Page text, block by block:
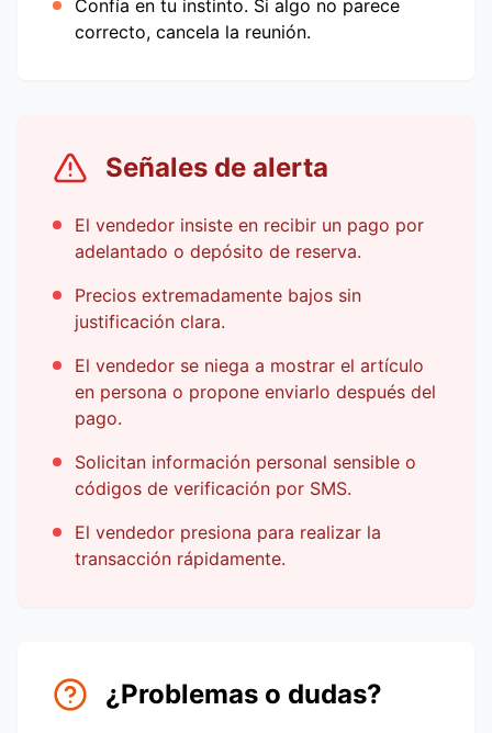
Confía en tu instinto. Si algo no parece
correcto, cancela la reunión.
Señales de alerta
El vendedor insiste en recibir un pago por
adelantado o depósito de reserva.
Precios extremadamente bajos sin
justificación clara.
El vendedor se niega a mostrar el artículo
en persona o propone enviarlo después del
pago.
Solicitan información personal sensible o
códigos de verificación por SMS.
El vendedor presiona para realizar la
transacción rápidamente.
¿Problemas o dudas?